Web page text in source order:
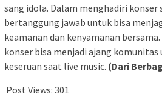
sang idola. Dalam menghadiri konser
bertanggung jawab untuk bisa
keamanan dan kenyamanan
konser bisa menjadi ajang
keseruan saat live music. (Dari
Post Views: 301